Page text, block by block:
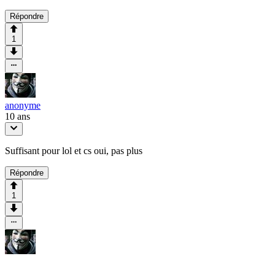
Répondre
1
anonyme
10 ans
Suffisant pour lol et cs oui, pas plus
Répondre
1